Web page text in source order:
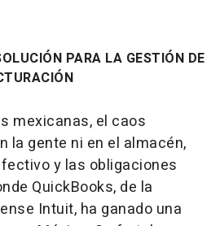
PARA LA GESTIÓN DE
mexicanas, el caos
la gente ni en el almacén,
y las obligaciones
QuickBooks, de la
Intuit, ha ganado una